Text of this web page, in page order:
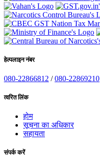
हेल्पलाइन नंबर
080-22866812 /080-22869210
त्वरित लिंक
होम
सूचना का अधिकार
सहायता
संपर्क करें